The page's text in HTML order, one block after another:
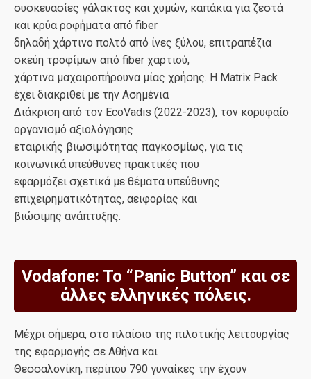
συσκευασίες γάλακτος και χυμών, καπάκια για ζεστά
και κρύα ροφήματα από fiber
δηλαδή χάρτινο πολτό από ίνες ξύλου, επιτραπέζια
σκεύη τροφίμων από fiber χαρτιού,
χάρτινα μαχαιροπήρουνα μίας χρήσης. Η Matrix Pack
έχει διακριθεί με την Ασημένια
Διάκριση από τον EcoVadis (2022-2023), τον κορυφαίο
οργανισμό αξιολόγησης
εταιρικής βιωσιμότητας παγκοσμίως, για τις
κοινωνικά υπεύθυνες πρακτικές που
εφαρμόζει σχετικά με θέματα υπεύθυνης
επιχειρηματικότητας, αειφορίας και
βιώσιμης ανάπτυξης.
Vodafone: To “Panic Button” και σε
άλλες ελληνικές πόλεις.
Μέχρι σήμερα, στο πλαίσιο της πιλοτικής λειτουργίας
της εφαρμογής σε Αθήνα και
Θεσσαλονίκη, περίπου 790 γυναίκες την έχουν